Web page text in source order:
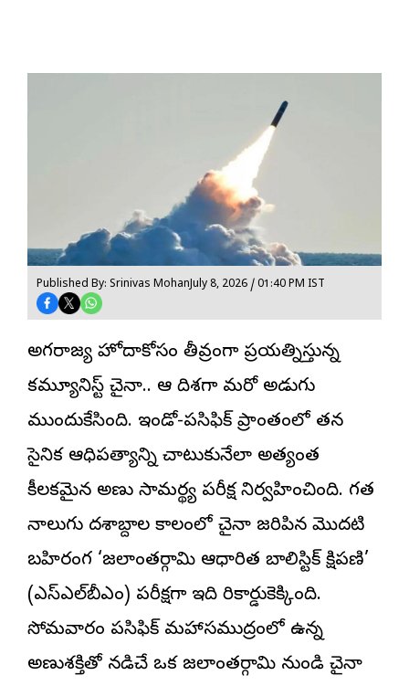
Published By: Srinivas MohanJuly 8, 2026 / 01:40 PM IST
అగ్రరాజ్య హోదాకోసం తీవ్రంగా ప్రయత్నిస్తున్న
కమ్యూనిస్ట్ చైనా.. ఆ దిశగా మరో అడుగు
ముందుకేసింది. ఇండో-పసిఫిక్ ప్రాంతంలో తన
సైనిక ఆధిపత్యాన్ని చాటుకునేలా అత్యంత
కీలకమైన అణు సామర్థ్య పరీక్ష నిర్వహించింది. గత
నాలుగు దశాబ్దాల కాలంలో చైనా జరిపిన మొదటి
బహిరంగ ‘జలాంతర్గామి ఆధారిత బాలిస్టిక్ క్షిపణి’
(ఎస్ఎల్‌బీఎం) పరీక్షగా ఇది రికార్డుకెక్కింది.
సోమవారం పసిఫిక్ మహాసముద్రంలో ఉన్న
అణుశక్తితో నడిచే ఒక జలాంతర్గామి నుండి చైనా